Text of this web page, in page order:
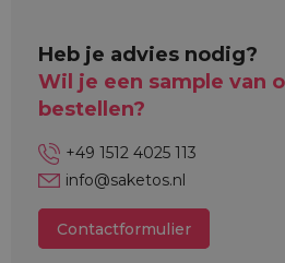
Heb je advies nodig?
Wil je een sample van
bestellen?
+49 1512 4025 113
info@saketos.nl
Contactformulier